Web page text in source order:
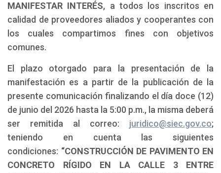
MANIFESTAR INTERÉS, a todos los inscritos en
calidad de proveedores aliados y cooperantes con
los cuales compartimos fines con objetivos
comunes.
El plazo otorgado para la presentación de la
manifestación es a partir de la publicación de la
presente comunicación finalizando el día doce (12)
de junio del 2026 hasta la 5:00 p.m., la misma deberá
ser remitida al correo: juridico@siec.gov.co;
teniendo en cuenta las siguientes
condiciones: “CONSTRUCCIÓN DE PAVIMENTO EN
CONCRETO RÍGIDO EN LA CALLE 3 ENTRE